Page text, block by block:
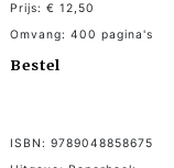
Prijs: € 12,50
Omvang: 400 pagina's
Bestel
ISBN: 9789048858675